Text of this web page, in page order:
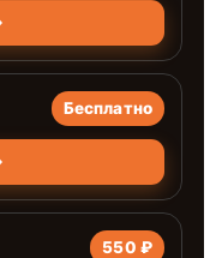
Бесплатно
550 ₽